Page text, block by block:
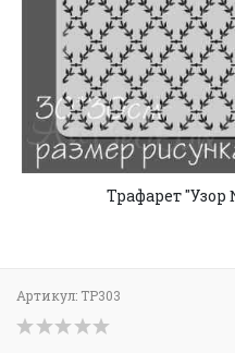
Трафарет
Артикул: ТР303